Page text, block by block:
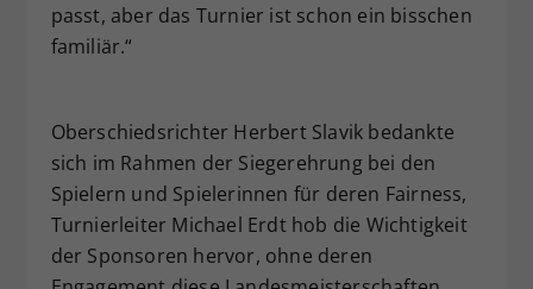
passt, aber das Turnier ist schon ein bisschen
familiär.“
Oberschiedsrichter Herbert Slavik bedankte
sich im Rahmen der Siegerehrung bei den
Spielern und Spielerinnen für deren Fairness,
Turnierleiter Michael Erdt hob die Wichtigkeit
der Sponsoren hervor, ohne deren